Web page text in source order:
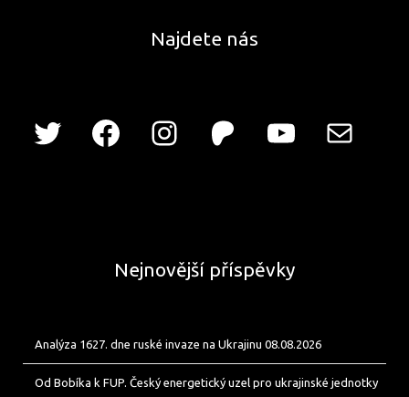
Najdete nás
Nejnovější příspěvky
Analýza 1627. dne ruské invaze na Ukrajinu 08.08.2026
Od Bobíka k FUP. Český energetický uzel pro ukrajinské jednotky